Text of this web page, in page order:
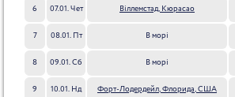
6 07.01. Чет Віллемстад, Кюрасао
7 08.01. Пт В морі
8 09.01. Сб В морі
9 10.01. Нд Форт-Лодердейл, Флорида, США